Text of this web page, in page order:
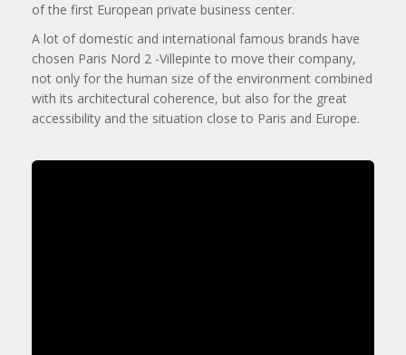
of the first European private business center.
A lot of domestic and international famous brands have
chosen Paris Nord 2 -Villepinte to move their company,
not only for the human size of the environment combined
with its architectural coherence, but also for the great
accessibility and the situation close to Paris and Europe.